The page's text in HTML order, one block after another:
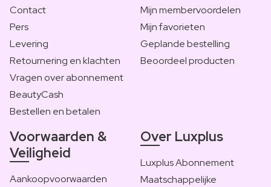
Contact
Pers
Levering
Retournering en klachten
Vragen over abonnement
BeautyCash
Bestellen en betalen
Mijn membervoordelen
Mijn favorieten
Geplande bestelling
Beoordeel producten
Voorwaarden &
Veiligheid
Aankoopvoorwaarden
Over Luxplus
Luxplus Abonnement
Maatschappelijke